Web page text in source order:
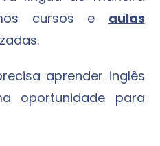
cursos e aulas
aprender inglês
oportunidade para